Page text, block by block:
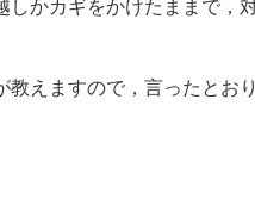
かカギをかけたままで，
えますので，言ったとお